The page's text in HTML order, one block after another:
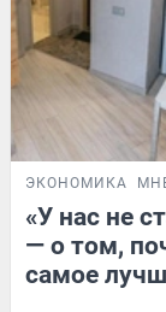
ЭКОНОМИКА
«У нас не
— о том,
самое